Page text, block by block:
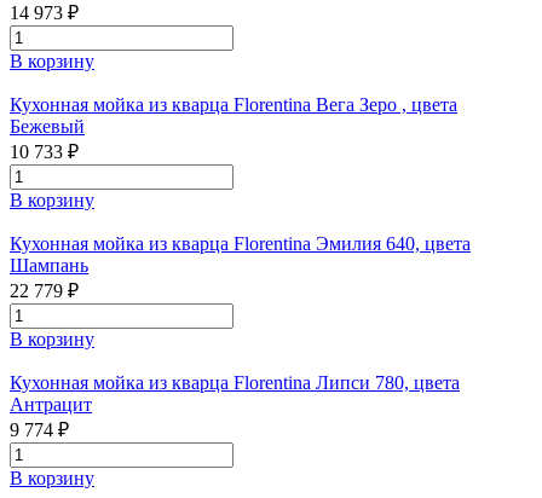
14 973 ₽
В корзину
Кухонная мойка из кварца Florentina Вега Зеро , цвета
Бежевый
10 733 ₽
В корзину
Кухонная мойка из кварца Florentina Эмилия 640, цвета
Шампань
22 779 ₽
В корзину
Кухонная мойка из кварца Florentina Липси 780, цвета
Антрацит
9 774 ₽
В корзину